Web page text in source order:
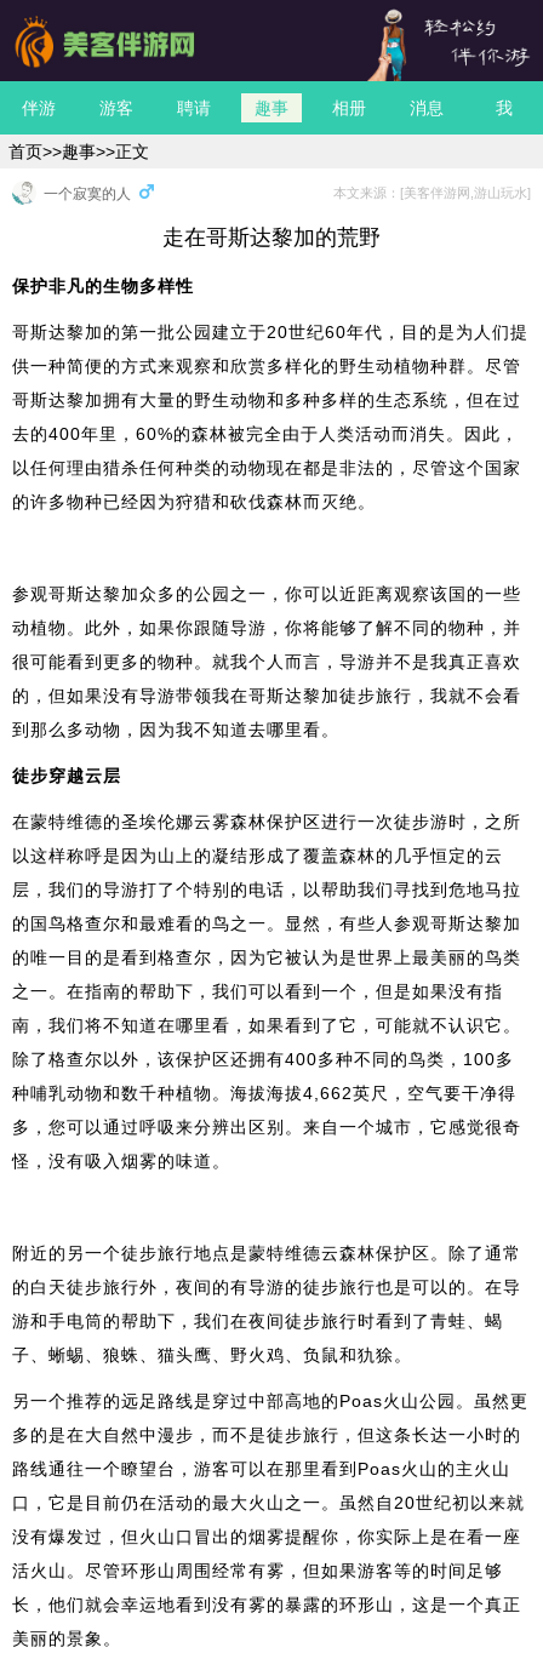
伴游 游客 聘请 趣事 相册 消息 我
首页>>趣事>>正文
一个寂寞的人 本文来源：[美客伴游网,游山玩水]
走在哥斯达黎加的荒野
保护非凡的生物多样性
哥斯达黎加的第一批公园建立于20世纪60年代，目的是为人们提
供一种简便的方式来观察和欣赏多样化的野生动植物种群。尽管
哥斯达黎加拥有大量的野生动物和多种多样的生态系统，但在过
去的400年里，60%的森林被完全由于人类活动而消失。因此，
以任何理由猎杀任何种类的动物现在都是非法的，尽管这个国家
的许多物种已经因为狩猎和砍伐森林而灭绝。
参观哥斯达黎加众多的公园之一，你可以近距离观察该国的一些
动植物。此外，如果你跟随导游，你将能够了解不同的物种，并
很可能看到更多的物种。就我个人而言，导游并不是我真正喜欢
的，但如果没有导游带领我在哥斯达黎加徒步旅行，我就不会看
到那么多动物，因为我不知道去哪里看。
徒步穿越云层
在蒙特维德的圣埃伦娜云雾森林保护区进行一次徒步游时，之所
以这样称呼是因为山上的凝结形成了覆盖森林的几乎恒定的云
层，我们的导游打了个特别的电话，以帮助我们寻找到危地马拉
的国鸟格查尔和最难看的鸟之一。显然，有些人参观哥斯达黎加
的唯一目的是看到格查尔，因为它被认为是世界上最美丽的鸟类
之一。在指南的帮助下，我们可以看到一个，但是如果没有指
南，我们将不知道在哪里看，如果看到了它，可能就不认识它。
除了格查尔以外，该保护区还拥有400多种不同的鸟类，100多
种哺乳动物和数千种植物。海拔海拔4,662英尺，空气要干净得
多，您可以通过呼吸来分辨出区别。来自一个城市，它感觉很奇
怪，没有吸入烟雾的味道。
附近的另一个徒步旅行地点是蒙特维德云森林保护区。除了通常
的白天徒步旅行外，夜间的有导游的徒步旅行也是可以的。在导
游和手电筒的帮助下，我们在夜间徒步旅行时看到了青蛙、蝎
子、蜥蜴、狼蛛、猫头鹰、野火鸡、负鼠和犰狳。
另一个推荐的远足路线是穿过中部高地的Poas火山公园。虽然更
多的是在大自然中漫步，而不是徒步旅行，但这条长达一小时的
路线通往一个瞭望台，游客可以在那里看到Poas火山的主火山
口，它是目前仍在活动的最大火山之一。虽然自20世纪初以来就
没有爆发过，但火山口冒出的烟雾提醒你，你实际上是在看一座
活火山。尽管环形山周围经常有雾，但如果游客等的时间足够
长，他们就会幸运地看到没有雾的暴露的环形山，这是一个真正
美丽的景象。